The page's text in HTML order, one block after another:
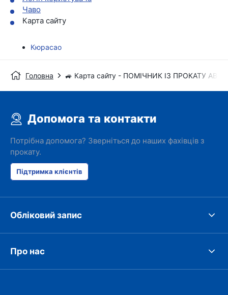
Чаво
Карта сайту
Кюрасао
Головна 🚙 Карта сайту - ПОМІЧНИК ІЗ ПРОКАТУ
Допомога та контакти
Потрібна допомога? Зверніться до наших фахівців з
прокату.
Підтримка клієнтів
Обліковий запис
Про нас